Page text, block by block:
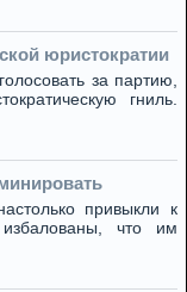
юристократии
за партию,
гниль.
привыкли к
что им